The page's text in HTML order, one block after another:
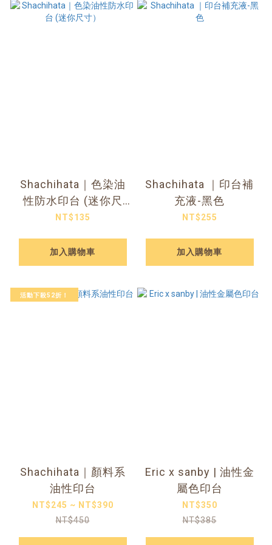
Shachihata｜色染油
性防水印台 (迷你尺
寸）
NT$135
加入購物車
Shachihata ｜印台補
充液-黑色
NT$255
加入購物車
活動下殺52折！
Shachihata｜顏料系
油性印台
NT$245 ~ NT$390
NT$450
Eric x sanby | 油性金
屬色印台
NT$350
NT$385